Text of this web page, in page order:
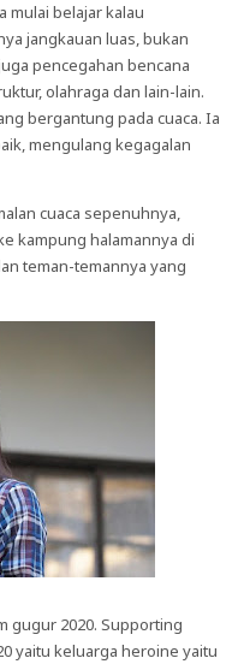
mulai belajar kalau
jangkauan luas, bukan
pencegahan bencana
olahraga dan lain-lain.
bergantung pada cuaca. Ia
mengulang kegagalan
cuaca sepenuhnya,
kampung halamannya di
teman-temannya yang
gugur 2020. Supporting
yaitu keluarga heroine yaitu